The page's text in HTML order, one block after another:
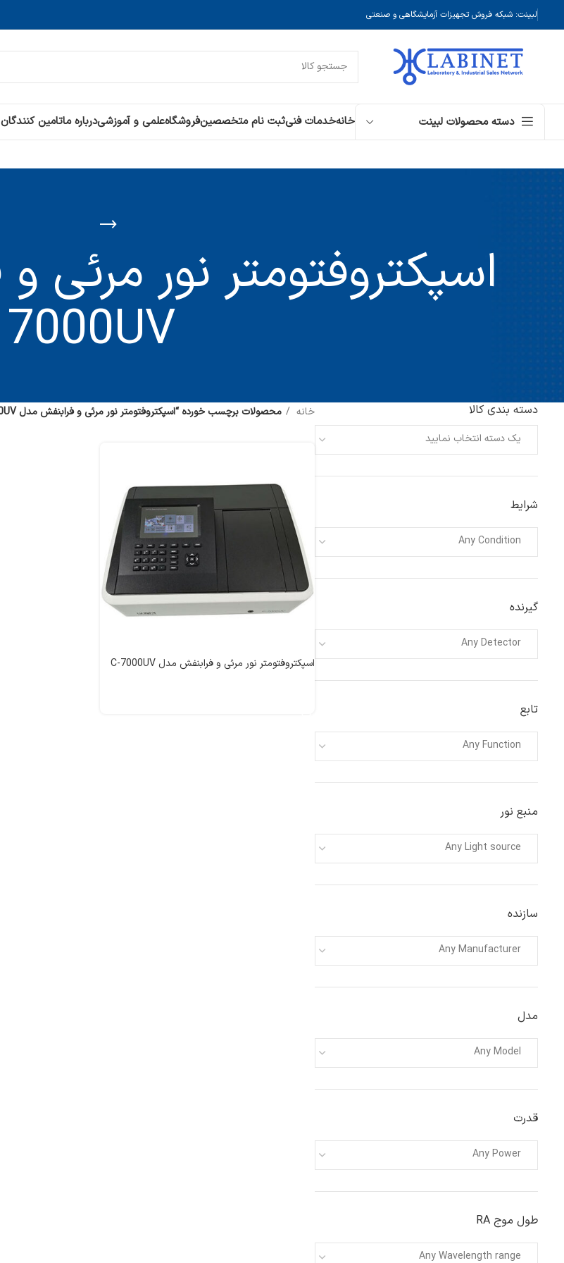
لبینت: شبکه فروش تجهیزات آزمایشگاهی و صنعتی
دسته محصولات لبینت خانهخدمات فنیثبت نام متخصصینفروشگاهعلمی و آموزشیدرباره ماتامین کنندگان
7000UV
دسته بندی کالا
یک دسته انتخاب نمایید
شرایط
Any Condition
گیرنده
Any Detector
تابع
Any Function
منبع نور
Any Light source
سازنده
Any Manufacturer
مدل
Any Model
قدرت
Any Power
طول موج RA
Any Wavelength range
خانه محصولات برچسب خورده “اسپکتروفتومتر نور مرئی و فرابنفش مدل C-7000UV”
اسپکتروفتومتر نور مرئی و فرابنفش مدل C-7000UV